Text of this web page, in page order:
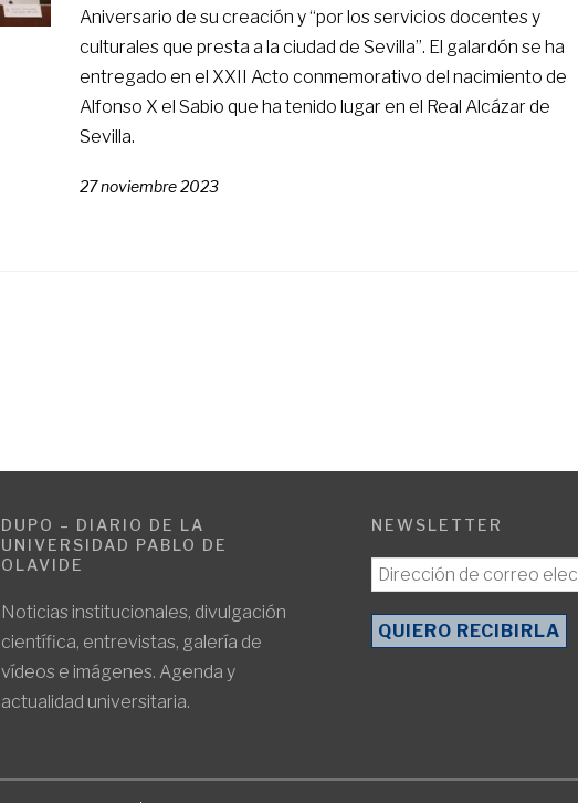
Aniversario de su creación y “por los servicios docentes y
culturales que presta a la ciudad de Sevilla”. El galardón se ha
entregado en el XXII Acto conmemorativo del nacimiento de
Alfonso X el Sabio que ha tenido lugar en el Real Alcázar de
Sevilla.
27 noviembre 2023
DUPO – DIARIO DE LA
UNIVERSIDAD PABLO DE
OLAVIDE
Noticias institucionales, divulgación
científica, entrevistas, galería de
vídeos e imágenes. Agenda y
actualidad universitaria.
NEWSLETTER